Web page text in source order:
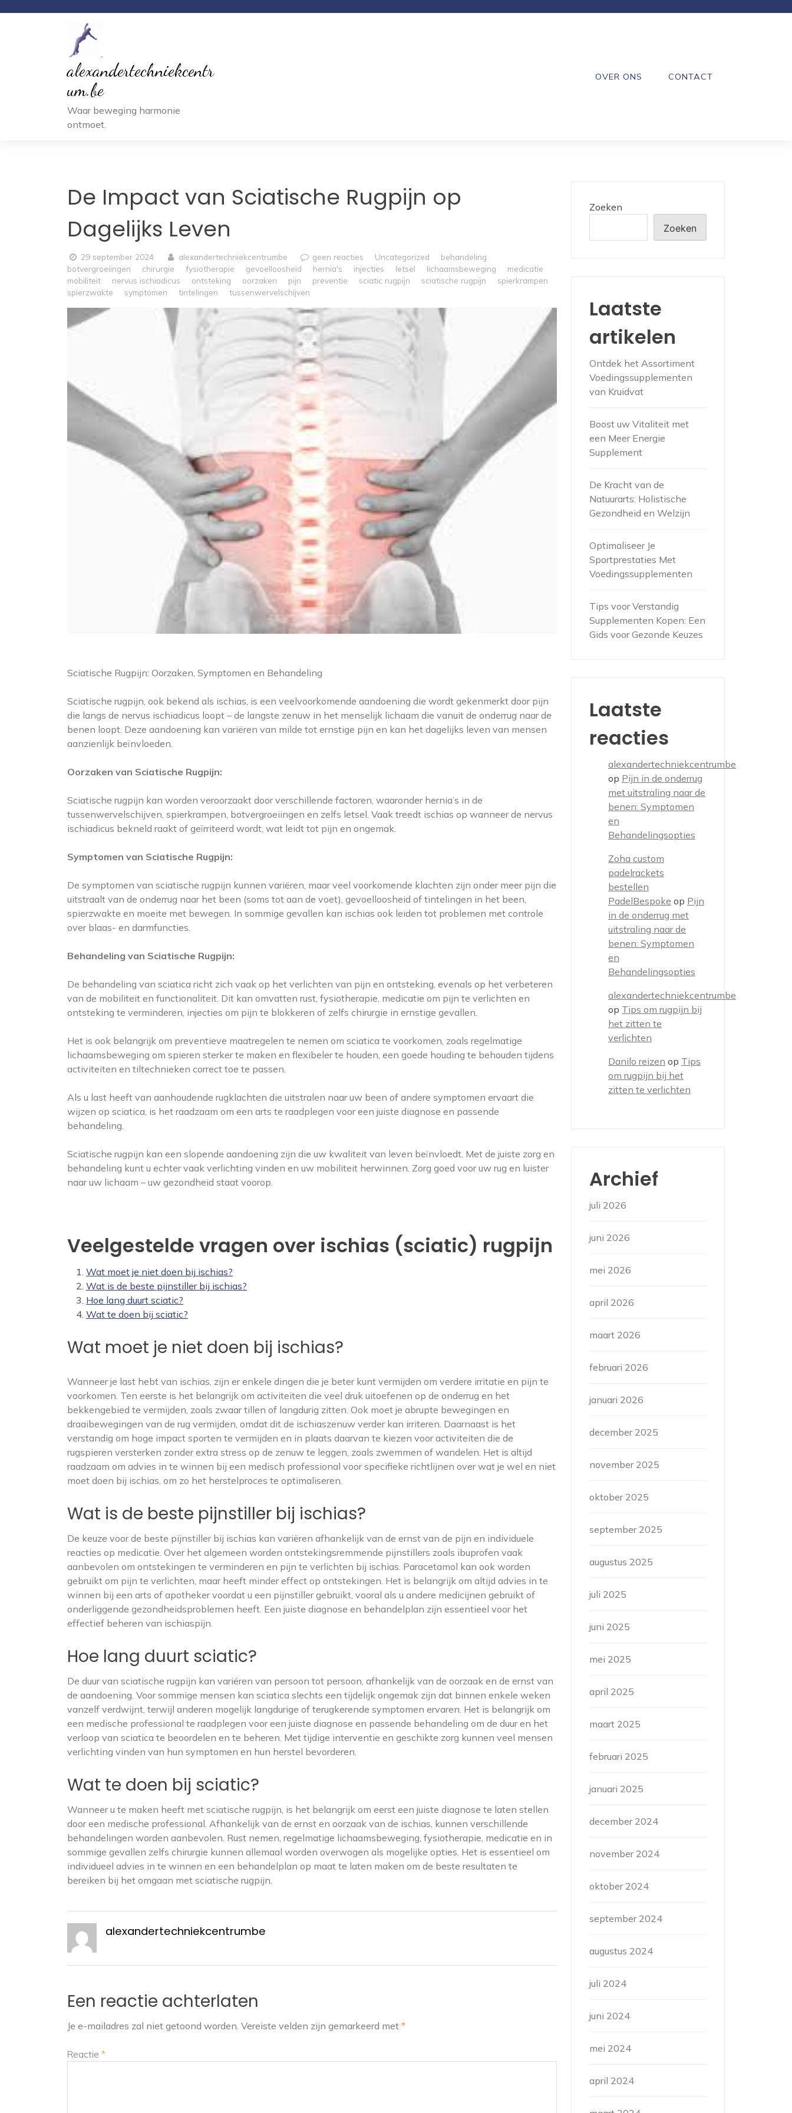
alexandertechniekcentr
um.be
Waar beweging harmonie
ontmoet.
OVER ONS CONTACT
De Impact van Sciatische Rugpijn op
Dagelijks Leven
29 september 2024 alexandertechniekcentrumbe geen reacties Uncategorized
behandeling
botvergroeiingen
chirurgie fysiotherapie gevoelloosheid hernia's injecties letsel lichaamsbeweging
medicatie
mobiliteit
nervus ischiadicus ontsteking oorzaken pijn preventie sciatic rugpijn sciatische rugpijn
spierkrampen
spierzwakte
symptomen tintelingen tussenwervelschijven
Sciatische Rugpijn: Oorzaken, Symptomen en Behandeling
Sciatische rugpijn, ook bekend als ischias, is een veelvoorkomende aandoening die wordt gekenmerkt door pijn
die langs de nervus ischiadicus loopt – de langste zenuw in het menselijk lichaam die vanuit de onderrug naar de
benen loopt. Deze aandoening kan variëren van milde tot ernstige pijn en kan het dagelijks leven van mensen
aanzienlijk beïnvloeden.
Oorzaken van Sciatische Rugpijn:
Sciatische rugpijn kan worden veroorzaakt door verschillende factoren, waaronder hernia’s in de
tussenwervelschijven, spierkrampen, botvergroeiingen en zelfs letsel. Vaak treedt ischias op wanneer de nervus
ischiadicus bekneld raakt of geïrriteerd wordt, wat leidt tot pijn en ongemak.
Symptomen van Sciatische Rugpijn:
De symptomen van sciatische rugpijn kunnen variëren, maar veel voorkomende klachten zijn onder meer pijn die
uitstraalt van de onderrug naar het been (soms tot aan de voet), gevoelloosheid of tintelingen in het been,
spierzwakte en moeite met bewegen. In sommige gevallen kan ischias ook leiden tot problemen met controle
over blaas- en darmfuncties.
Behandeling van Sciatische Rugpijn:
De behandeling van sciatica richt zich vaak op het verlichten van pijn en ontsteking, evenals op het verbeteren
van de mobiliteit en functionaliteit. Dit kan omvatten rust, fysiotherapie, medicatie om pijn te verlichten en
ontsteking te verminderen, injecties om pijn te blokkeren of zelfs chirurgie in ernstige gevallen.
Het is ook belangrijk om preventieve maatregelen te nemen om sciatica te voorkomen, zoals regelmatige
lichaamsbeweging om spieren sterker te maken en flexibeler te houden, een goede houding te behouden tijdens
activiteiten en tiltechnieken correct toe te passen.
Als u last heeft van aanhoudende rugklachten die uitstralen naar uw been of andere symptomen ervaart die
wijzen op sciatica, is het raadzaam om een arts te raadplegen voor een juiste diagnose en passende
behandeling.
Sciatische rugpijn kan een slopende aandoening zijn die uw kwaliteit van leven beïnvloedt. Met de juiste zorg en
behandeling kunt u echter vaak verlichting vinden en uw mobiliteit herwinnen. Zorg goed voor uw rug en luister
naar uw lichaam – uw gezondheid staat voorop.
Veelgestelde vragen over ischias (sciatic) rugpijn
Wat moet je niet doen bij ischias?
Wat is de beste pijnstiller bij ischias?
Hoe lang duurt sciatic?
Wat te doen bij sciatic?
Wat moet je niet doen bij ischias?
Wanneer je last hebt van ischias, zijn er enkele dingen die je beter kunt vermijden om verdere irritatie en pijn te
voorkomen. Ten eerste is het belangrijk om activiteiten die veel druk uitoefenen op de onderrug en het
bekkengebied te vermijden, zoals zwaar tillen of langdurig zitten. Ook moet je abrupte bewegingen en
draaibewegingen van de rug vermijden, omdat dit de ischiaszenuw verder kan irriteren. Daarnaast is het
verstandig om hoge impact sporten te vermijden en in plaats daarvan te kiezen voor activiteiten die de
rugspieren versterken zonder extra stress op de zenuw te leggen, zoals zwemmen of wandelen. Het is altijd
raadzaam om advies in te winnen bij een medisch professional voor specifieke richtlijnen over wat je wel en niet
moet doen bij ischias, om zo het herstelproces te optimaliseren.
Wat is de beste pijnstiller bij ischias?
De keuze voor de beste pijnstiller bij ischias kan variëren afhankelijk van de ernst van de pijn en individuele
reacties op medicatie. Over het algemeen worden ontstekingsremmende pijnstillers zoals ibuprofen vaak
aanbevolen om ontstekingen te verminderen en pijn te verlichten bij ischias. Paracetamol kan ook worden
gebruikt om pijn te verlichten, maar heeft minder effect op ontstekingen. Het is belangrijk om altijd advies in te
winnen bij een arts of apotheker voordat u een pijnstiller gebruikt, vooral als u andere medicijnen gebruikt of
onderliggende gezondheidsproblemen heeft. Een juiste diagnose en behandelplan zijn essentieel voor het
effectief beheren van ischiaspijn.
Hoe lang duurt sciatic?
De duur van sciatische rugpijn kan variëren van persoon tot persoon, afhankelijk van de oorzaak en de ernst van
de aandoening. Voor sommige mensen kan sciatica slechts een tijdelijk ongemak zijn dat binnen enkele weken
vanzelf verdwijnt, terwijl anderen mogelijk langdurige of terugkerende symptomen ervaren. Het is belangrijk om
een medische professional te raadplegen voor een juiste diagnose en passende behandeling om de duur en het
verloop van sciatica te beoordelen en te beheren. Met tijdige interventie en geschikte zorg kunnen veel mensen
verlichting vinden van hun symptomen en hun herstel bevorderen.
Wat te doen bij sciatic?
Wanneer u te maken heeft met sciatische rugpijn, is het belangrijk om eerst een juiste diagnose te laten stellen
door een medische professional. Afhankelijk van de ernst en oorzaak van de ischias, kunnen verschillende
behandelingen worden aanbevolen. Rust nemen, regelmatige lichaamsbeweging, fysiotherapie, medicatie en in
sommige gevallen zelfs chirurgie kunnen allemaal worden overwogen als mogelijke opties. Het is essentieel om
individueel advies in te winnen en een behandelplan op maat te laten maken om de beste resultaten te
bereiken bij het omgaan met sciatische rugpijn.
alexandertechniekcentrumbe
Een reactie achterlaten
Je e-mailadres zal niet getoond worden. Vereiste velden zijn gemarkeerd met *
Reactie *
Zoeken
Zoeken
Laatste
artikelen
Ontdek het Assortiment
Voedingssupplementen
van Kruidvat
Boost uw Vitaliteit met
een Meer Energie
Supplement
De Kracht van de
Natuurarts: Holistische
Gezondheid en Welzijn
Optimaliseer Je
Sportprestaties Met
Voedingssupplementen
Tips voor Verstandig
Supplementen Kopen: Een
Gids voor Gezonde Keuzes
Laatste
reacties
alexandertechniekcentrumbe
op Pijn in de onderrug
met uitstraling naar de
benen: Symptomen
en
Behandelingsopties
Zoha custom
padelrackets
bestellen
PadelBespoke op Pijn
in de onderrug met
uitstraling naar de
benen: Symptomen
en
Behandelingsopties
alexandertechniekcentrumbe
op Tips om rugpijn bij
het zitten te
verlichten
Danilo reizen op Tips
om rugpijn bij het
zitten te verlichten
Archief
juli 2026
juni 2026
mei 2026
april 2026
maart 2026
februari 2026
januari 2026
december 2025
november 2025
oktober 2025
september 2025
augustus 2025
juli 2025
juni 2025
mei 2025
april 2025
maart 2025
februari 2025
januari 2025
december 2024
november 2024
oktober 2024
september 2024
augustus 2024
juli 2024
juni 2024
mei 2024
april 2024